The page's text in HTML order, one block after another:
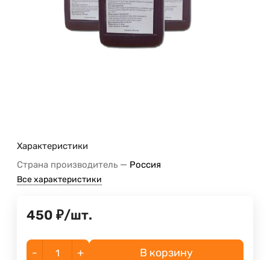
Характеристики
Страна производитель — Россия
Все характеристики
450 ₽/шт.
- + В корзину